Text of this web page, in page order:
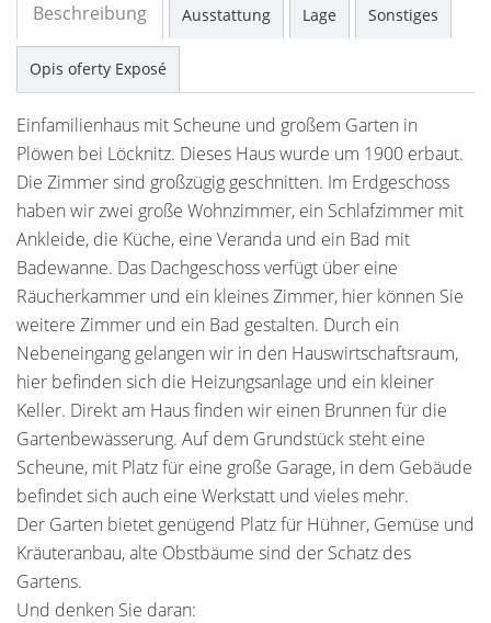
Beschreibung Ausstattung Lage Sonstiges
Opis oferty Exposé
Einfamilienhaus mit Scheune und großem Garten in
Plöwen bei Löcknitz. Dieses Haus wurde um 1900 erbaut.
Die Zimmer sind großzügig geschnitten. Im Erdgeschoss
haben wir zwei große Wohnzimmer, ein Schlafzimmer mit
Ankleide, die Küche, eine Veranda und ein Bad mit
Badewanne. Das Dachgeschoss verfügt über eine
Räucherkammer und ein kleines Zimmer, hier können Sie
weitere Zimmer und ein Bad gestalten. Durch ein
Nebeneingang gelangen wir in den Hauswirtschaftsraum,
hier befinden sich die Heizungsanlage und ein kleiner
Keller. Direkt am Haus finden wir einen Brunnen für die
Gartenbewässerung. Auf dem Grundstück steht eine
Scheune, mit Platz für eine große Garage, in dem Gebäude
befindet sich auch eine Werkstatt und vieles mehr.
Der Garten bietet genügend Platz für Hühner, Gemüse und
Kräuteranbau, alte Obstbäume sind der Schatz des
Gartens.
Und denken Sie daran: